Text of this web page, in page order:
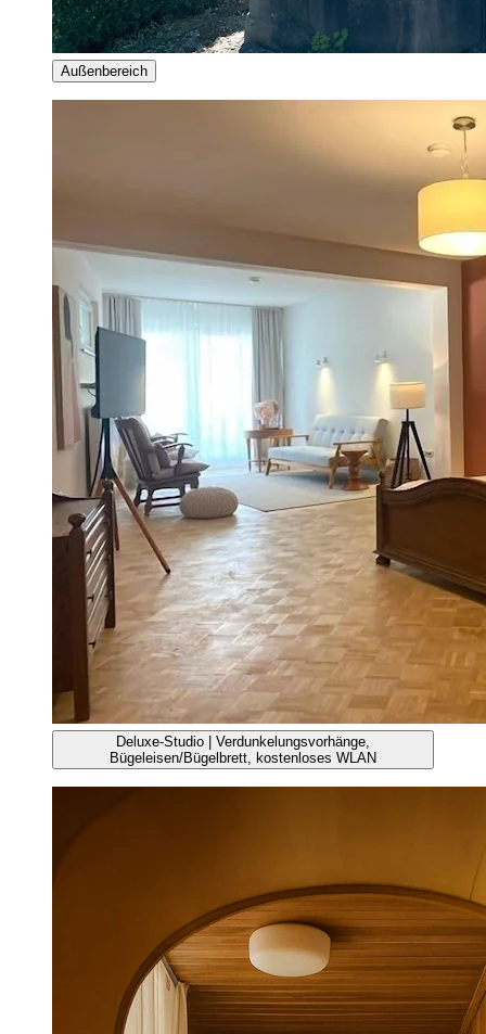
Außenbereich
Deluxe-Studio | Verdunkelungsvorhänge,
Bügeleisen/Bügelbrett, kostenloses WLAN